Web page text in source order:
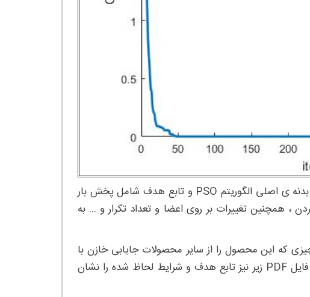
در حالت کلی این محصول حاوی فایل های متلب مربوط به بدنه ی اصلی الگوریتم PSO و تابع هدف شامل پخش بار
و ران کردن ، همچنین تغییرات بر روی اعضا و تعداد تکرار و … به
که این محصول را از سایر محصولات جایابی خازن با
PSO جدا می کند استفاده از اصل برنامه ی PSO می باشد. فایل PDF زیر نیز تابع هدف و شرایط لحاظ شده را نشان